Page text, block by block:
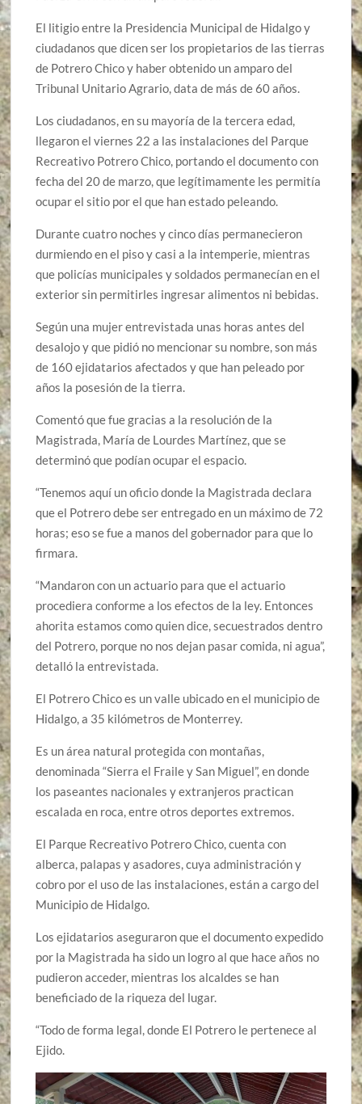
El litigio entre la Presidencia Municipal de Hidalgo y
ciudadanos que dicen ser los propietarios de las tierras
de Potrero Chico y haber obtenido un amparo del
Tribunal Unitario Agrario, data de más de 60 años.
Los ciudadanos, en su mayoría de la tercera edad,
llegaron el viernes 22 a las instalaciones del Parque
Recreativo Potrero Chico, portando el documento con
fecha del 20 de marzo, que legítimamente les permitía
ocupar el sitio por el que han estado peleando.
Durante cuatro noches y cinco días permanecieron
durmiendo en el piso y casi a la intemperie, mientras
que policías municipales y soldados permanecían en el
exterior sin permitirles ingresar alimentos ni bebidas.
Según una mujer entrevistada unas horas antes del
desalojo y que pidió no mencionar su nombre, son más
de 160 ejidatarios afectados y que han peleado por
años la posesión de la tierra.
Comentó que fue gracias a la resolución de la
Magistrada, María de Lourdes Martínez, que se
determinó que podían ocupar el espacio.
“Tenemos aquí un oficio donde la Magistrada declara
que el Potrero debe ser entregado en un máximo de 72
horas; eso se fue a manos del gobernador para que lo
firmara.
“Mandaron con un actuario para que el actuario
procediera conforme a los efectos de la ley. Entonces
ahorita estamos como quien dice, secuestrados dentro
del Potrero, porque no nos dejan pasar comida, ni agua”,
detalló la entrevistada.
El Potrero Chico es un valle ubicado en el municipio de
Hidalgo, a 35 kilómetros de Monterrey.
Es un área natural protegida con montañas,
denominada “Sierra el Fraile y San Miguel”, en donde
los paseantes nacionales y extranjeros practican
escalada en roca, entre otros deportes extremos.
El Parque Recreativo Potrero Chico, cuenta con
alberca, palapas y asadores, cuya administración y
cobro por el uso de las instalaciones, están a cargo del
Municipio de Hidalgo.
Los ejidatarios aseguraron que el documento expedido
por la Magistrada ha sido un logro al que hace años no
pudieron acceder, mientras los alcaldes se han
beneficiado de la riqueza del lugar.
“Todo de forma legal, donde El Potrero le pertenece al
Ejido.